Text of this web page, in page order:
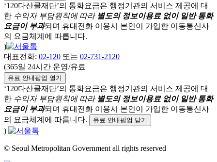
‘120다산콜재단’의 통화요금은 행정기관의 서비스 제공에 대
한 수익자 부담원칙에 따라 별도의 정보이용료 없이 일반 통화
요금이 부과되며 휴대전화 이용시 본인이 가입한 이동통신사
의 요금체계에 따릅니다.
)
대표전화: 02-120 또는 02-731-2120
(365일 24시간 운영/유료
유료 안내팝업 열기
‘120다산콜재단’의 통화요금은 행정기관의 서비스 제공에 대
한 수익자 부담원칙에 따라 별도의 정보이용료 없이 일반 통화
요금이 부과되며 휴대전화 이용시 본인이 가입한 이동통신사
의 요금체계에 따릅니다.
유료 안내팝업 닫기
)
© Seoul Metropolitan Government all rights reserved